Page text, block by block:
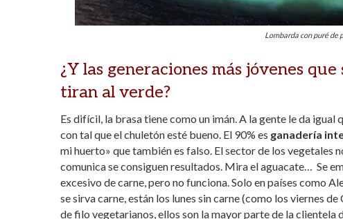
Lombarda con puré de
¿Y las generaciones más jóvenes
tiran al verde?
Es difícil, la brasa tiene como un imán. A la gente le da
con tal que el chuletón esté bueno. El 90% es ganadería
mi huerto» que también es falso. El sector de los vegetales
comunica se consiguen resultados. Mira el aguacate… Se
excesivo de carne, pero no funciona. Solo en países como
se sirva carne, están los lunes sin carne (como los viernes
de filo vegetarianos, ellos son la mayor parte de la clientela